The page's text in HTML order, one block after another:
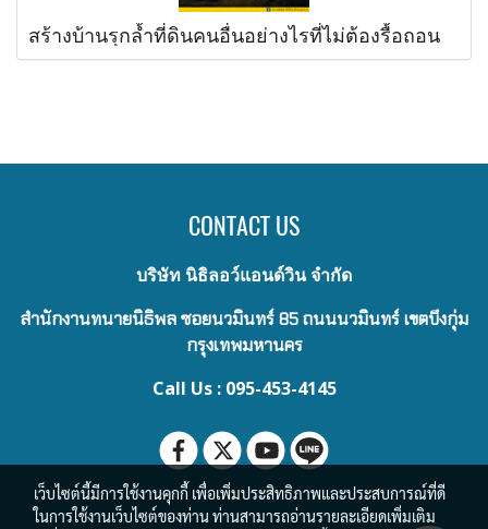
สร้างบ้านรุกล้ำที่ดินคนอื่นอย่างไรที่ไม่ต้องรื้อถอน
CONTACT US
บริษัท นิธิลอว์แอนด์วิน จำกัด
สำนักงานทนายนิธิพล ซอยนวมินทร์ 85 ถนนนวมินทร์ เขตบึงกุ่ม
กรุงเทพมหานคร
Call Us : 095-453-4145
เว็บไซต์นี้มีการใช้งานคุกกี้ เพื่อเพิ่มประสิทธิภาพและประสบการณ์ที่ดี
ในการใช้งานเว็บไซต์ของท่าน ท่านสามารถอ่านรายละเอียดเพิ่มเติม